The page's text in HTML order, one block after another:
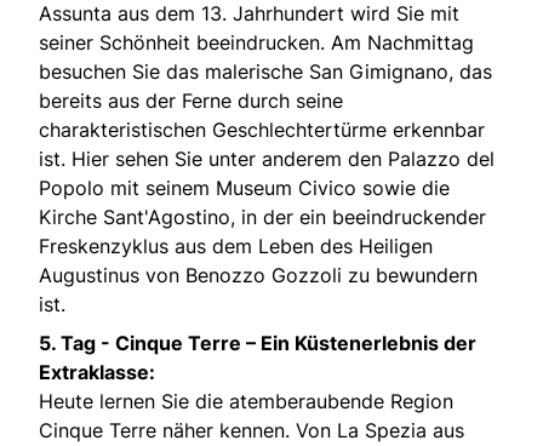
Assunta aus dem 13. Jahrhundert wird Sie mit
seiner Schönheit beeindrucken. Am Nachmittag
besuchen Sie das malerische San Gimignano, das
bereits aus der Ferne durch seine
charakteristischen Geschlechtertürme erkennbar
ist. Hier sehen Sie unter anderem den Palazzo del
Popolo mit seinem Museum Civico sowie die
Kirche Sant'Agostino, in der ein beeindruckender
Freskenzyklus aus dem Leben des Heiligen
Augustinus von Benozzo Gozzoli zu bewundern
ist.
5. Tag - Cinque Terre – Ein Küstenerlebnis der
Extraklasse:
Heute lernen Sie die atemberaubende Region
Cinque Terre näher kennen. Von La Spezia aus